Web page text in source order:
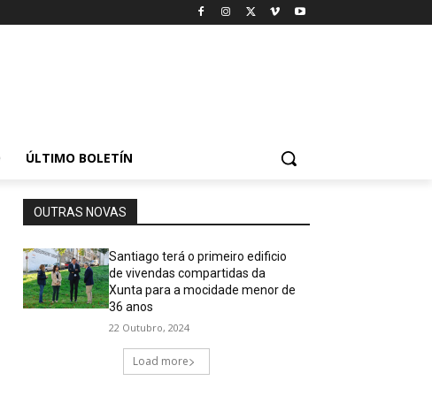
ÚLTIMO BOLETÍN
OUTRAS NOVAS
Santiago terá o primeiro edificio
de vivendas compartidas da
Xunta para a mocidade menor de
36 anos
22 Outubro, 2024
Load more